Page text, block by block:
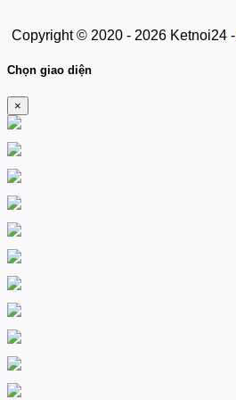
Copyright © 2020 - 2026 Ketnoi24 -
Chọn giao diện
×